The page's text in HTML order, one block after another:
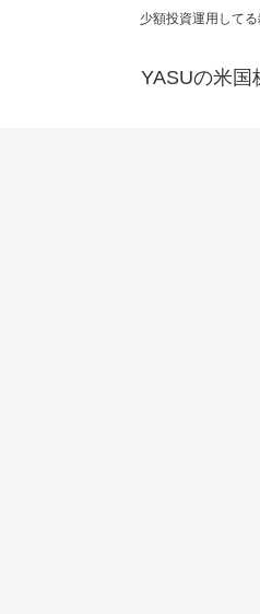
少額投資運用して
YASUの米国